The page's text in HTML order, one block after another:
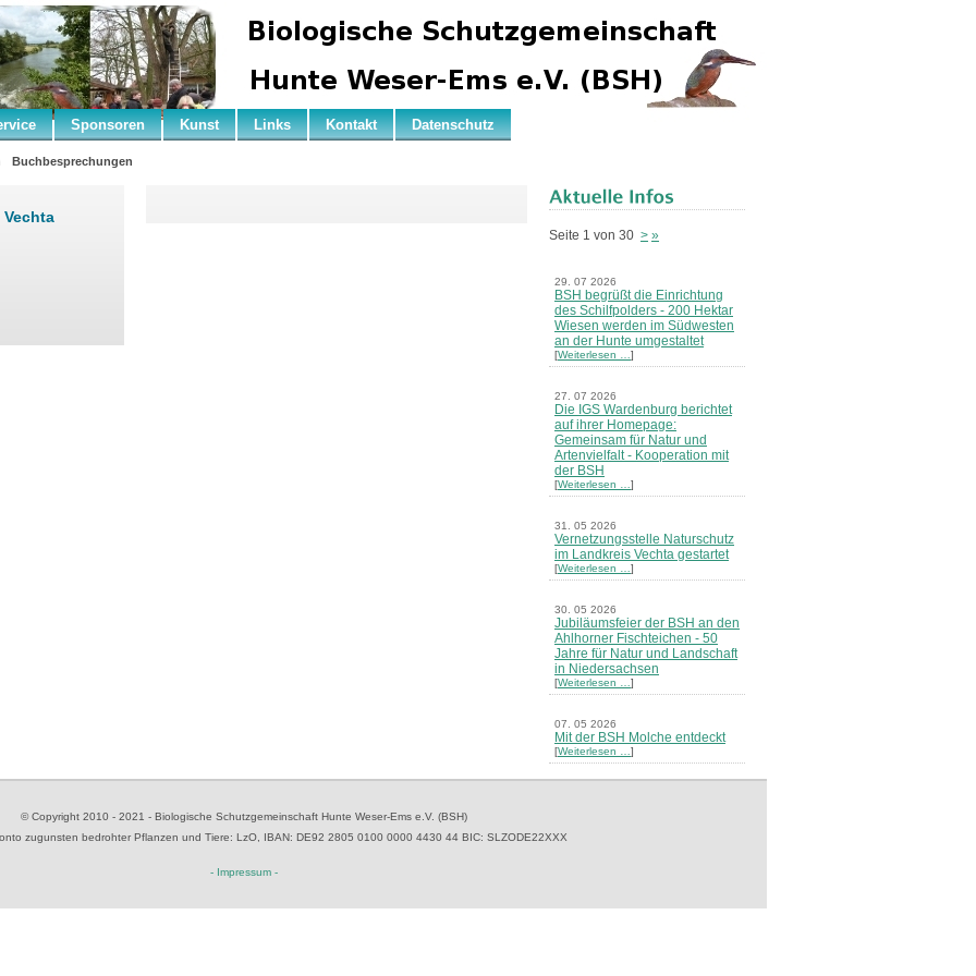
Sponsoren Kunst Links Kontakt Datenschutz
Buchbesprechungen
Seite 1 von 30 > »
29. 07 2026
BSH begrüßt die Einrichtung
des Schilfpolders - 200 Hektar
Wiesen werden im Südwesten
an der Hunte umgestaltet
[Weiterlesen … ]
27. 07 2026
Die IGS Wardenburg berichtet
auf ihrer Homepage:
Gemeinsam für Natur und
Artenvielfalt - Kooperation mit
der BSH
[Weiterlesen … ]
31. 05 2026
Vernetzungsstelle Naturschutz
im Landkreis Vechta gestartet
[Weiterlesen … ]
30. 05 2026
Jubiläumsfeier der BSH an den
Ahlhorner Fischteichen - 50
Jahre für Natur und Landschaft
in Niedersachsen
[Weiterlesen … ]
07. 05 2026
Mit der BSH Molche entdeckt
[Weiterlesen … ]
[Weiterlesen …
© Copyright 2010 - 2021 - Biologische Schutzgemeinschaft Hunte Weser-Ems e.V. (BSH)
zugunsten bedrohter Pflanzen und Tiere: LzO, IBAN: DE92 2805 0100 0000 4430 44 BIC: SLZODE22XXX
- Impressum -